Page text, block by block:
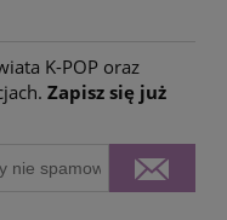
K-POP oraz
Zapisz się już